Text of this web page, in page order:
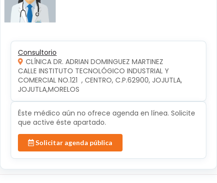
Consultorio
CLÍNICA DR. ADRIAN DOMINGUEZ MARTINEZ
CALLE INSTITUTO TECNOLÓGICO INDUSTRIAL Y
COMERCIAL NO.121  , CENTRO, C.P.62900, JOJUTLA,
JOJUTLA,MORELOS
Éste médico aún no ofrece agenda en línea. Solicite
que active éste apartado.
Solicitar agenda pública